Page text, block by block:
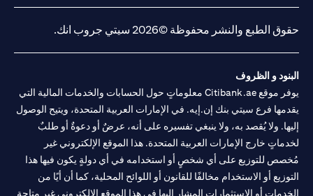
حقوق الطبع والنشر محفوظة ©2026 سيتي جروب انك.
البنود و الظروف
يوفر موقع Citibank.ae معلوماتٍ حول الحسابات والخدمات المالية التي
يقدمها فرع سيتي بنك إن.إيه. في الإمارات العربية المتحدة، ويتيح الوصول
إليها. ولا يُقصد به، ولا ينبغي تفسيره على أنه، عرضٌ أو دعوةٌ أو طلبٌ
لخدماتٍ خارج الإمارات العربية المتحدة. هذا الموقع الإلكتروني غير
مُخصص للتوزيع على أي شخصٍ أو استخدامه في أي دولةٍ يكون فيها هذا
التوزيع أو الاستخدام مخالفًا للقانون أو اللوائح المحلية، كما أن أيًا من
الخدمات أو الاستثمارات المشار إليها في هذا الموقع الإلكتروني غير متاحةٍ